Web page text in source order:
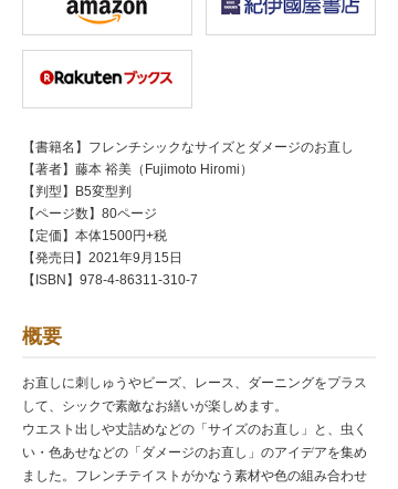
【書籍名】フレンチシックなサイズとダメージのお直し
【著者】藤本 裕美（Fujimoto Hiromi）
【判型】B5変型判
【ページ数】80ページ
【定価】本体1500円+税
【発売日】2021年9月15日
【ISBN】978-4-86311-310-7
概要
お直しに刺しゅうやビーズ、レース、ダーニングをプラス
して、シックで素敵なお繕いが楽しめます。
ウエスト出しや丈詰めなどの「サイズのお直し」と、虫く
い・色あせなどの「ダメージのお直し」のアイデアを集め
ました。フレンチテイストがかなう素材や色の組み合わせ